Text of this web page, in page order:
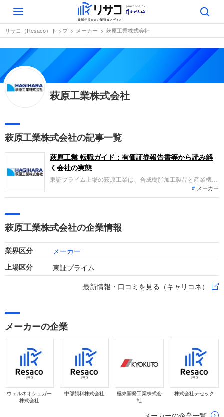
Toggle
navigation
リサコ（Resaco）トップ メーカー 萩原工業株式会社
萩原工業株式会社
萩原工業株式会社の記事一覧
萩原工業 転職ガイド：有価証券報告書等から読み解
く会社の実態
東証プライム上場の萩原工業は、合成樹脂加工製品と産業機械
の製造・販売を行う企業です。2025年10月期は、建築・土木
関連の需要減や海外での価格競争により減収営業減益となりま
メーカー
萩原工業株式会社の企業情報
業界区分 メーカー
上場区分
東証プライム
最新情報・口コミを見る（キャリコネ）
メーカーの企業
ウェルネオシュガー
株式会社
中部飼料株式会社
極東開発工業株式会
社
株式会社テセック